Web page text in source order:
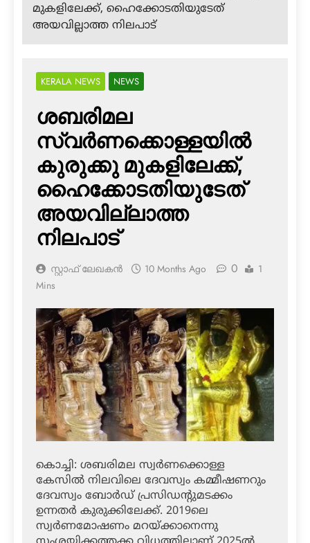
മുകളിലേക്ക്, ഹൈക്കോടതിയുടേത്
അയവില്ലാത്ത നിലപാട്
KERALA NEWS NEWS
ശബരിമല
സ്വര്‍ണക്കൊള്ളയില്‍
കുരുക്കു മുകളിലേക്ക്,
ഹൈക്കോടതിയുടേത്
അയവില്ലാത്ത
നിലപാട്
സ്റ്റാഫ് ലേഖകൻ 10 Months Ago 0
1
Mins
കൊച്ചി: ശബരിമല സ്വര്‍ണക്കൊള്ള
കേസില്‍ നിലവിലെ ദേവസ്വം കമ്മീഷണറും
ദേവസ്വം ബോര്‍ഡ് പ്രസിഡന്റുമടക്കം
ഉന്നതര്‍ കുരുക്കിലേക്ക്. 2019ലെ
സ്വര്‍ണമോഷണം മറയ്ക്കാനെന്നു